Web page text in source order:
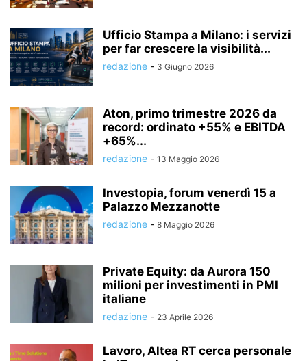
Ufficio Stampa a Milano: i servizi
per far crescere la visibilità...
redazione - 3 Giugno 2026
Aton, primo trimestre 2026 da
record: ordinato +55% e EBITDA
+65%...
redazione - 13 Maggio 2026
Investopia, forum venerdì 15 a
Palazzo Mezzanotte
redazione - 8 Maggio 2026
Private Equity: da Aurora 150
milioni per investimenti in PMI
italiane
redazione - 23 Aprile 2026
Lavoro, Altea RT cerca personale